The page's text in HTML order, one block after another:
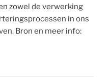
zowel de verwerking
in ons
Bron en meer info: